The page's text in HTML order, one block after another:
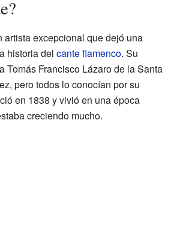
artista excepcional que dejó una
historia del cante flamenco. Su
Tomás Francisco Lázaro de la Santa
pero todos lo conocían por su
en 1838 y vivió en una época
creciendo mucho.